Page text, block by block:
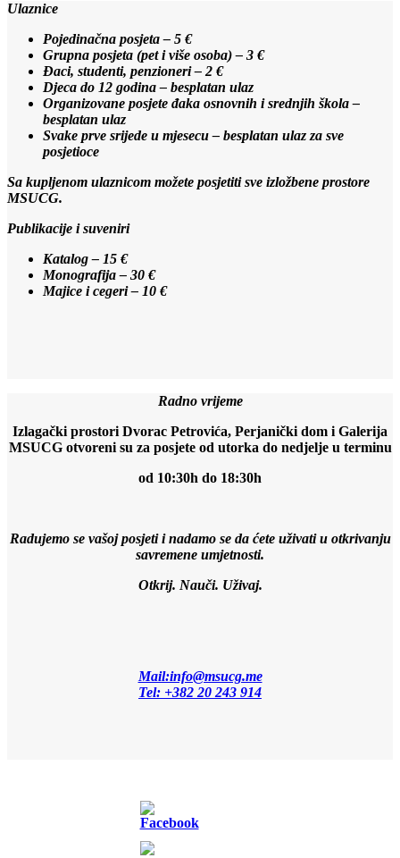
Ulaznice
Pojedinačna posjeta – 5 €
Grupna posjeta (pet i više osoba) – 3 €
Đaci, studenti, penzioneri – 2 €
Djeca do 12 godina – besplatan ulaz
Organizovane posjete đaka osnovnih i srednjih škola –
besplatan ulaz
Svake prve srijede u mjesecu – besplatan ulaz za sve
posjetioce
Sa kupljenom ulaznicom možete posjetiti sve izložbene prostore
MSUCG.
Publikacije i suveniri
Katalog – 15 €
Monografija – 30 €
Majice i cegeri – 10 €
Radno vrijeme
Izlagački prostori Dvorac Petrovića, Perjanički dom i Galerija
MSUCG otvoreni su za posjete od utorka do nedjelje u terminu
od 10:30h do 18:30h
Radujemo se vašoj posjeti i nadamo se da ćete uživati u otkrivanju
savremene umjetnosti.
Otkrij. Nauči. Uživaj.
Mail:info@msucg.me
Tel: +382 20 243 914